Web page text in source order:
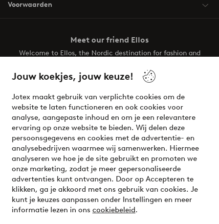
Jouw koekjes, jouw keuze!
Jotex maakt gebruik van verplichte cookies om de
website te laten functioneren en ook cookies voor
analyse, aangepaste inhoud en om je een relevantere
ervaring op onze website te bieden. Wij delen deze
persoonsgegevens en cookies met de advertentie- en
analysebedrijven waarmee wij samenwerken. Hiermee
analyseren we hoe je de site gebruikt en promoten we
onze marketing, zodat je meer gepersonaliseerde
advertenties kunt ontvangen. Door op Accepteren te
klikken, ga je akkoord met ons gebruik van cookies. Je
kunt je keuzes aanpassen onder Instellingen en meer
informatie lezen in ons cookiebeleid.
Voorwaarden
Meet our friend Ellos
Welcome to Ellos, the Nordic destination for fashion and
your wardrobe. Your next inspiring look is here!
Veilig betalen - Nu betalen of opsplitsen
Wil je meer weten over onze betaalopties?